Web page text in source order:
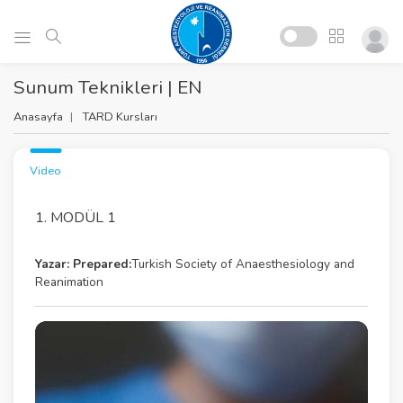
Sunum Teknikleri | EN
Anasayfa TARD Kursları
Video
1. MODÜL 1
Yazar: Prepared:Turkish Society of Anaesthesiology and
Reanimation